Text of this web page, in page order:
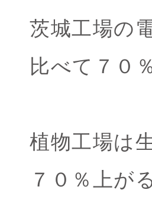
茨城工場の
比べて７０
植物工場は
７０％上が